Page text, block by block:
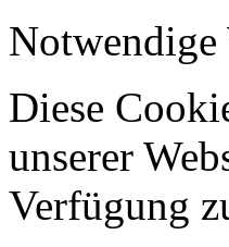
Notwendige
Diese
unserer
Verfügung